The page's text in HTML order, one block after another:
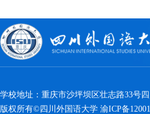
学校地址：重庆市沙坪坝区壮志路33号
版权所有©四川外国语大学 渝ICP备